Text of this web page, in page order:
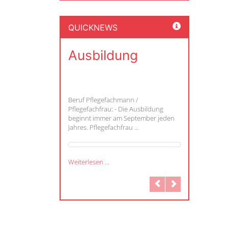
QUICKNEWS
Ausbildung
Beruf Pflegefachmann /
Pflegefachfrau: - Die Ausbildung
beginnt immer am September jeden
Jahres. Pflegefachfrau ...
Weiterlesen …